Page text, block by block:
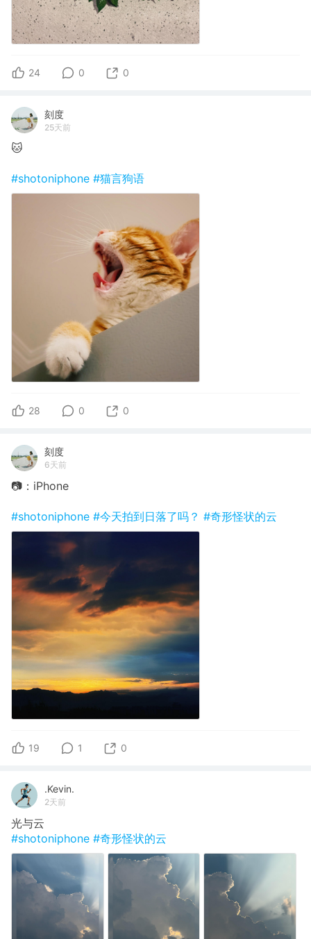
24 0 0
刻度
25天前
🐱
#shotoniphone #猫言狗语
28 0 0
刻度
6天前
📷：iPhone
#shotoniphone #今天拍到日落了吗？ #奇形怪状的云
19 1 0
.Kevin.
2天前
光与云
#shotoniphone #奇形怪状的云